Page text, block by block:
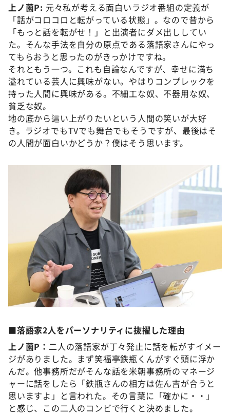
上ノ薗P: 元々私が考える面白いラジオ番組の定義が
「話がコロコロと転がっている状態」。なので昔から
「もっと話を転がせ！」と出演者にダメ出ししてい
た。そんな手法を自分の原点である落語家さんにやっ
てもらおうと思ったのがきっかけですね。
それともう一つ。これも自論なんですが、幸せに満ち
溢れている芸人に興味がない。やはりコンプレックを
持った人間に興味がある。不細工な奴、不器用な奴、
貧乏な奴。
地の底から這い上がりたいという人間の笑いが大好
き。ラジオでもTVでも舞台でもそうですが、最後はそ
の人間が面白いかどうか？僕はそう思います。
©️ABCラジオ
■落語家2人をパーソナリティに抜擢した理由
上ノ薗P： 二人の落語家が丁々発止に話を転がすイメー
ジがありました。まず笑福亭鉄瓶くんがすぐ頭に浮か
んだ。他事務所だがそんな話を米朝事務所のマネージ
ャーに話をしたら「鉄瓶さんの相方は佐ん吉が合うと
思いますよ」と言われた。その言葉に「確かに・・」
と感じ、この二人のコンビで行くと決めました。